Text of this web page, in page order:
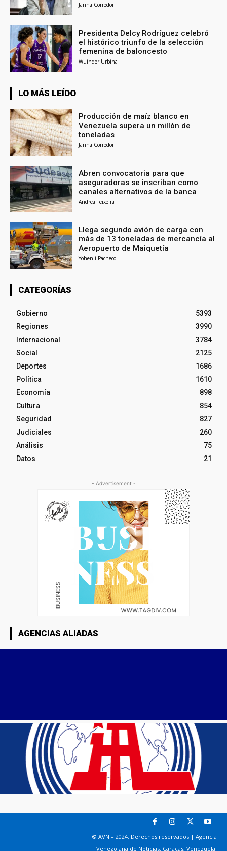
Janna Corredor
Presidenta Delcy Rodríguez celebró
el histórico triunfo de la selección
femenina de baloncesto
Wuinder Urbina
LO MÁS LEÍDO
Producción de maíz blanco en
Venezuela supera un millón de
toneladas
Janna Corredor
Abren convocatoria para que
aseguradoras se inscriban como
canales alternativos de la banca
Andrea Teixeira
Llega segundo avión de carga con
más de 13 toneladas de mercancía al
Aeropuerto de Maiquetía
Yohenli Pacheco
CATEGORÍAS
Gobierno
5393
Regiones
3990
Internacional
3784
Social
2125
Deportes
1686
Política
1610
Economía
898
Cultura
854
Seguridad
827
Judiciales
260
Análisis
75
Datos
21
- Advertisement -
AGENCIAS ALIADAS
© AVN – 2024. Derechos reservados | Agencia
Venezolana de Noticias. Caracas, Venezuela.